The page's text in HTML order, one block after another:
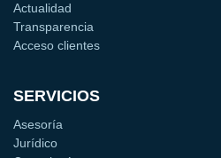
Actualidad
Transparencia
Acceso clientes
SERVICIOS
Asesoría
Jurídico